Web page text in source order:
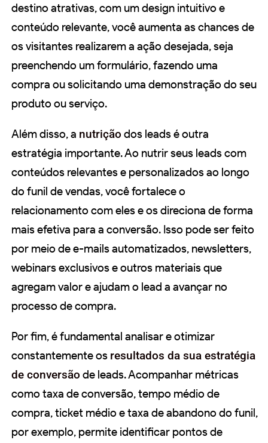
destino atrativas, com um design intuitivo e
conteúdo relevante, você aumenta as chances de
os visitantes realizarem a ação desejada, seja
preenchendo um formulário, fazendo uma
compra ou solicitando uma demonstração do seu
produto ou serviço.
Além disso, a nutrição dos leads é outra
estratégia importante. Ao nutrir seus leads com
conteúdos relevantes e personalizados ao longo
do funil de vendas, você fortalece o
relacionamento com eles e os direciona de forma
mais efetiva para a conversão. Isso pode ser feito
por meio de e-mails automatizados, newsletters,
webinars exclusivos e outros materiais que
agregam valor e ajudam o lead a avançar no
processo de compra.
Por fim, é fundamental analisar e otimizar
constantemente os resultados da sua estratégia
de conversão de leads. Acompanhar métricas
como taxa de conversão, tempo médio de
compra, ticket médio e taxa de abandono do funil,
por exemplo, permite identificar pontos de